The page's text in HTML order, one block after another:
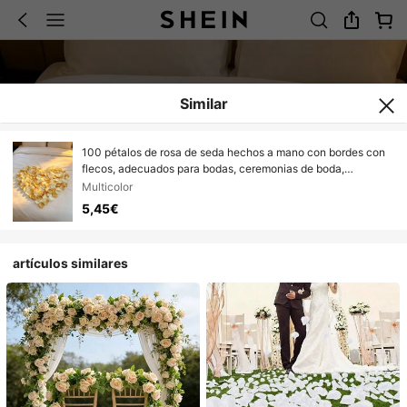
Similar
100 pétalos de rosa de seda hechos a mano con bordes con
flecos, adecuados para bodas, ceremonias de boda,
decoración de fiestas, propuestas, Día de San Valentín
Multicolor
5,45€
artículos similares